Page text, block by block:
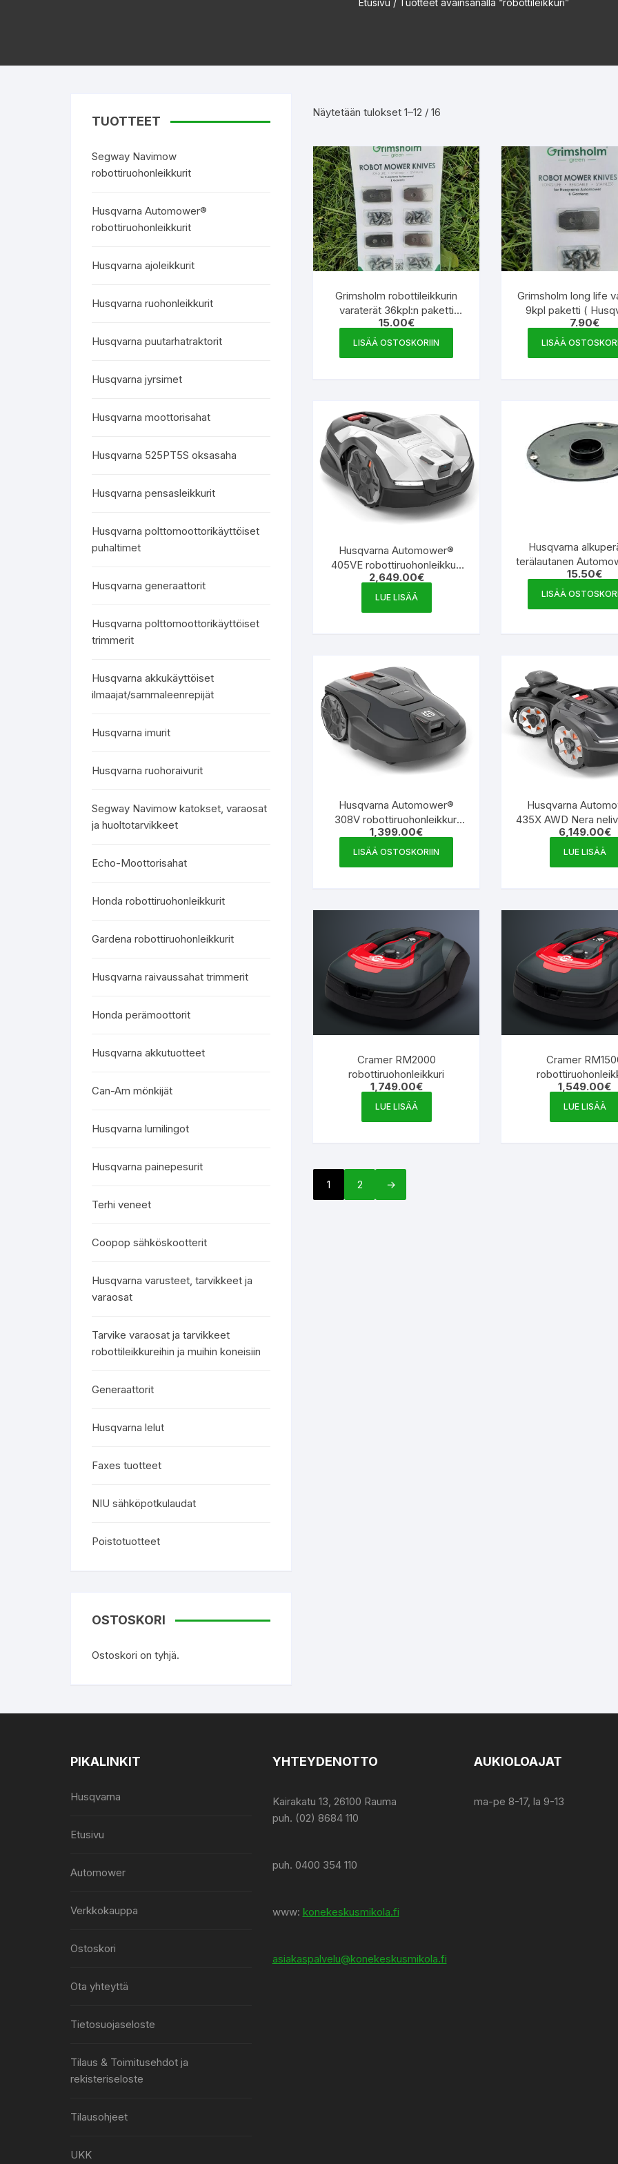
Etusivu / Tuotteet avainsanalla “robottileikkuri”
Näytetään tulokset 1–12 / 16
Grimsholm robottileikkurin
varaterät 36kpl:n paketti
(Husqvarna, Gardena,
McCulloch) 105
15.00€
LISÄÄ OSTOSKORIIN
Grimsholm long life
9kpl paketti (
Gardena,7.90€
LISÄÄ
Husqvarna Automower®
405VE robottiruohonleikkuri
9708199‑21
2,649.00€
LUE LISÄÄ
Husqvarna
terälautanen
AM315, AM315X,
AWD, AM535AWD
15.50€
LISÄÄ
Husqvarna Automower®
308V robottiruohonleikkuri
9708310‑21
1,399.00€
LISÄÄ OSTOSKORIIN
Husqvarna
435X AWD Nera
robottileikkuri
teknologialla
6,149.00€
LUE LISÄÄ
Cramer RM2000
robottiruohonleikkuri
1,749.00€
LUE LISÄÄ
Cramer
1,549.00€
LUE LISÄÄ
1 2 →
TUOTTEET
Segway Navimow
robottiruohonleikkurit
Husqvarna Automower®
robottiruohonleikkurit
Husqvarna ajoleikkurit
Husqvarna ruohonleikkurit
Husqvarna puutarhatraktorit
Husqvarna jyrsimet
Husqvarna moottorisahat
Husqvarna 525PT5S oksasaha
Husqvarna pensasleikkurit
Husqvarna polttomoottorikäyttöiset
puhaltimet
Husqvarna generaattorit
Husqvarna polttomoottorikäyttöiset
trimmerit
Husqvarna akkukäyttöiset
ilmaajat/sammaleenrepijät
Husqvarna imurit
Husqvarna ruohoraivurit
Segway Navimow katokset, varaosat
ja huoltotarvikkeet
Echo-Moottorisahat
Honda robottiruohonleikkurit
Gardena robottiruohonleikkurit
Husqvarna raivaussahat trimmerit
Honda perämoottorit
Husqvarna akkutuotteet
Can-Am mönkijät
Husqvarna lumilingot
Husqvarna painepesurit
Terhi veneet
Coopop sähköskootterit
Husqvarna varusteet, tarvikkeet ja
varaosat
Tarvike varaosat ja tarvikkeet
robottileikkureihin ja muihin koneisiin
Generaattorit
Husqvarna lelut
Faxes tuotteet
NIU sähköpotkulaudat
Poistotuotteet
OSTOSKORI
Ostoskori on tyhjä.
PIKALINKIT
Husqvarna
Etusivu
Automower
Verkkokauppa
Ostoskori
Ota yhteyttä
Tietosuojaseloste
Tilaus & Toimitusehdot ja
rekisteriseloste
Tilausohjeet
UKK
YHTEYDENOTTO
Kairakatu 13, 26100 Rauma
puh. (02) 8684 110
puh. 0400 354 110
www: konekeskusmikola.fi
asiakaspalvelu@konekeskusmikola.fi
AUKIOLOAJAT
ma-pe 8-17, la 9-13